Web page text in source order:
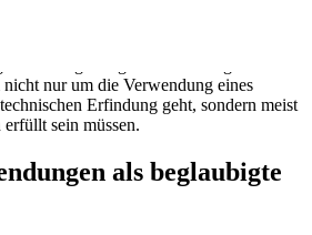
nicht nur um die Verwendung eines
Erfindung geht, sondern meist
sein müssen.
als beglaubigte